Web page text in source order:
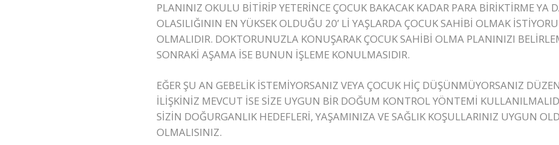
PLANINIZ OKULU BİTİRİP YETERİNCE ÇOCUK BAKACAK KADAR PARA BİRİKTİRME YA
OLASILIĞININ EN YÜKSEK OLDUĞU 20’ Lİ YAŞLARDA ÇOCUK SAHİBİ OLMAK
OLMALIDIR. DOKTORUNUZLA KONUŞARAK ÇOCUK SAHİBİ OLMA PLANINIZI
SONRAKİ AŞAMA İSE BUNUN İŞLEME KONULMASIDIR.
EĞER ŞU AN GEBELİK İSTEMİYORSANIZ VEYA ÇOCUK HİÇ DÜŞÜNMÜYORSANIZ
İLİŞKİNİZ MEVCUT İSE SİZE UYGUN BİR DOĞUM KONTROL YÖNTEMİ
SİZİN DOĞURGANLIK HEDEFLERİ, YAŞAMINIZA VE SAĞLIK KOŞULLARINIZ UYGUN
OLMALISINIZ.